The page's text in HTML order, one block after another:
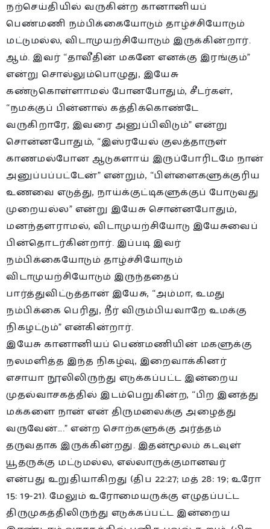
நற்செய்தியில் வருகின்ற கானானியப்
பெண்மணி நம்பிக்கையோடும் தாழ்ச்சியோடும்
மட்டுமல்ல, விடாமுயற்சியோடும் இருக்கின்றார்.
ஆம். இவர் “தாவீதின் மகனே எனக்கு இரங்கும்”
என்று சொல்லும்பொழுது, இயேசு
கண்டுகொள்ளாமல் போனபோதும், சீடர்கள்,
“நமக்குப் பின்னால் கத்திக்கொண்டே
வருகிறாரே, இவரை அனுப்பிவிடும்” என்று
சொன்னபோதும், “இஸ்ரயேல் குலத்தாருள்
காணமல்போன ஆடுகளாய் இருப்போரிடமே நான்
அனுப்பப்பட்டேன்” என்றும், “பிள்ளைகளுக்குரிய
உணவை எடுத்து, நாய்க்குட்டிகளுக்குப் போடுவது
முறையல்ல” என்று இயேசு சொன்னபோதும்,
மனந்தளராமல், விடாமுயற்சியோடு இயேசுவைப்
பின்தொடர்கின்றார். இப்படி இவர்
நம்பிக்கையோடும் தாழ்ச்சியோடும்
விடாமுயற்சியோடும் இருந்ததைப்
பார்த்துவிட்டுத்தான் இயேசு, “அம்மா, உமது
நம்பிக்கை பெரிது, நீர் விரும்பியவாறே உமக்கு
நிகழட்டும்” என்கின்றார்.
இயேசு கானானியப் பெண்மணியின் மகளுக்கு
நலமளித்த இந்த நிகழ்வு, இறைவாக்கினர்
எசாயா நூலிலிருந்து எடுக்கப்பட்ட இன்றைய
முதல்வாசகத்தில் இடம்பெறுகின்ற, “பிற இனத்து
மக்களை நான் என் திருமலைக்கு அழைத்து
வருவேன்….” என்ற சொற்களுக்கு அர்த்தம்
தருவதாக இருக்கின்றது. இதன்மூலம் கடவுள்
யூதருக்கு மட்டுமல்ல, எல்லாருக்குமானவர்
என்பது உறுதியாகிறது (திப 22:27; மத் 28: 19; உரோ
15: 19-21). மேலும் உரோமையருக்கு எழுதப்பட்ட
திருமுகத்திலிருந்து எடுக்கப்பட்ட இன்றைய